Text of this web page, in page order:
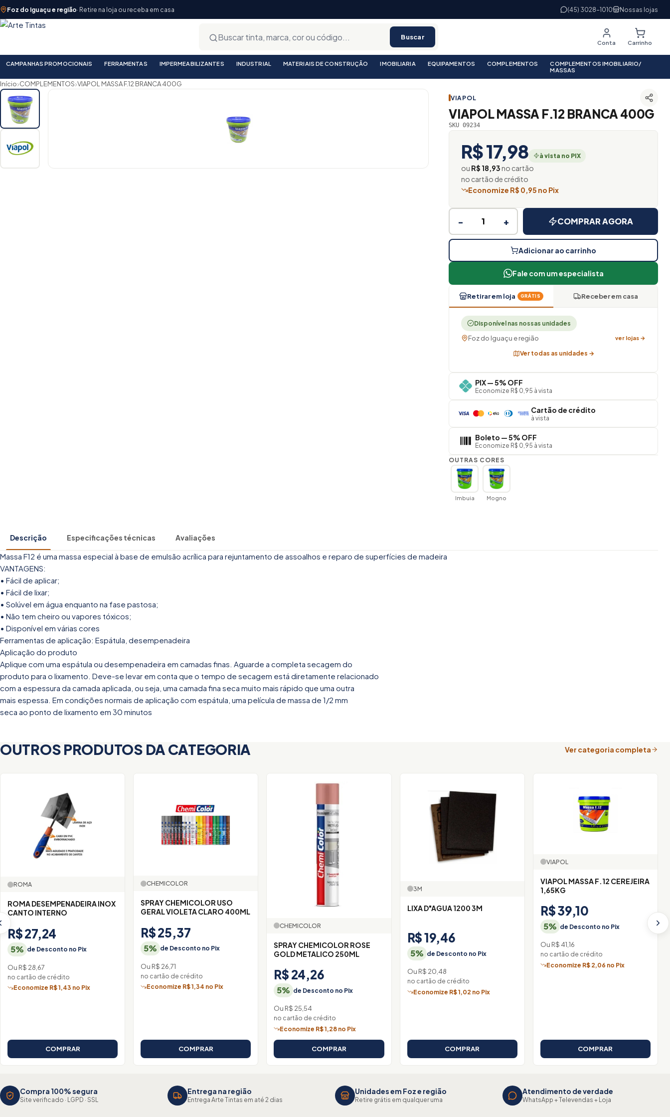
Foz do Iguaçu e região· Retire na loja ou receba em casa (45) 3028-1010 Nossas lojas
Buscar
Conta Carrinho
CAMPANHAS PROMOCIONAIS FERRAMENTAS IMPERMEABILIZANTES INDUSTRIAL MATERIAIS DE CONSTRUÇÃO IMOBILIARIA EQUIPAMENTOS COMPLEMENTOS
COMPLEMENTOS IMOBILIARIO/
MASSAS
Início›COMPLEMENTOS›VIAPOL MASSA F.12 BRANCA 400G
VIAPOL
VIAPOL MASSA F.12 BRANCA 400G
SKU 09234
R$ 17,98 à vista no PIX
ou R$ 18,93no cartão
no cartão de crédito
Economize R$ 0,95 no Pix
− + COMPRAR AGORA
Adicionar ao carrinho
Fale com um especialista
Retirar em loja GRÁTIS Receber em casa
Disponível nas nossas unidades
Foz do Iguaçu e região ver lojas →
Ver todas as unidades →
PIX — 5% OFF
Economize R$ 0,95 à vista
Cartão de crédito
à vista
Boleto — 5% OFF
Economize R$ 0,95 à vista
OUTRAS CORES
Imbuia Mogno
Descrição Especificações técnicas Avaliações
Massa F12 é uma massa especial à base de emulsão acrílica para rejuntamento de assoalhos e reparo de superfícies de madeira
VANTAGENS:
• Fácil de aplicar;
• Fácil de lixar;
• Solúvel em água enquanto na fase pastosa;
• Não tem cheiro ou vapores tóxicos;
• Disponível em várias cores
Ferramentas de aplicação: Espátula, desempenadeira
Aplicação do produto
Aplique com uma espátula ou desempenadeira em camadas finas. Aguarde a completa secagem do
produto para o lixamento. Deve-se levar em conta que o tempo de secagem está diretamente relacionado
com a espessura da camada aplicada, ou seja, uma camada fina seca muito mais rápido que uma outra
mais espessa. Em condições normais de aplicação com espátula, uma película de massa de 1/2 mm
seca ao ponto de lixamento em 30 minutos
OUTROS PRODUTOS DA CATEGORIA Ver categoria completa
ROMA
ROMA DESEMPENADEIRA INOX
CANTO INTERNO
R$ 27,24
5% de Desconto no Pix
Ou R$ 28,67
no cartão de crédito
Economize R$ 1,43 no Pix
COMPRAR
CHEMICOLOR
SPRAY CHEMICOLOR USO
GERAL VIOLETA CLARO 400ML
R$ 25,37
5% de Desconto no Pix
Ou R$ 26,71
no cartão de crédito
Economize R$ 1,34 no Pix
COMPRAR
CHEMICOLOR
SPRAY CHEMICOLOR ROSE
GOLD METALICO 250ML
R$ 24,26
5% de Desconto no Pix
Ou R$ 25,54
no cartão de crédito
Economize R$ 1,28 no Pix
COMPRAR
3M
LIXA D"AGUA 1200 3M
R$ 19,46
5% de Desconto no Pix
Ou R$ 20,48
no cartão de crédito
Economize R$ 1,02 no Pix
COMPRAR
VIAPOL
VIAPOL MASSA F.12 CEREJEIRA
1,65KG
R$ 39,10
5% de Desconto no Pix
Ou R$ 41,16
no cartão de crédito
Economize R$ 2,06 no Pix
COMPRAR
Compra 100% segura
Site verificado · LGPD · SSL
Entrega na região
Entrega Arte Tintas em até 2 dias
Unidades em Foz e região
Retire grátis em qualquer uma
Atendimento de verdade
WhatsApp + Televendas + Loja